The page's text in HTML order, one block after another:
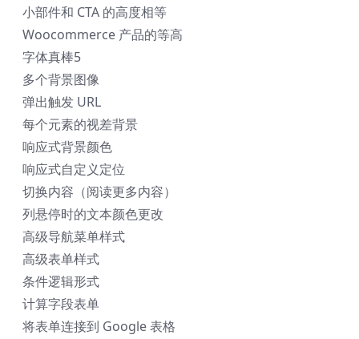
小部件和 CTA 的高度相等
Woocommerce 产品的等高
字体真棒5
多个背景图像
弹出触发 URL
每个元素的视差背景
响应式背景颜色
响应式自定义定位
切换内容（阅读更多内容）
列悬停时的文本颜色更改
高级导航菜单样式
高级表单样式
条件逻辑形式
计算字段表单
将表单连接到 Google 表格